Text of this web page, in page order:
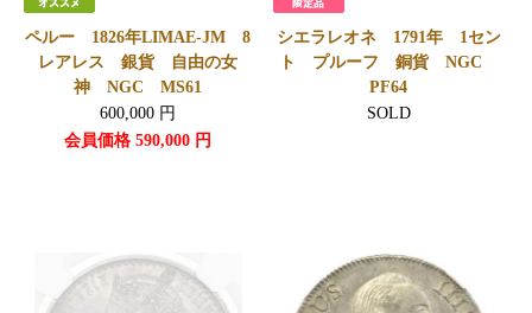
ペルー 1826年LIMAE-JM 8
レアレス 銀貨 自由の女
神 NGC MS61
600,000 円
会員価格 590,000 円
シエラレオネ 1791年 1セン
ト プルーフ 銅貨 NGC
PF64
SOLD